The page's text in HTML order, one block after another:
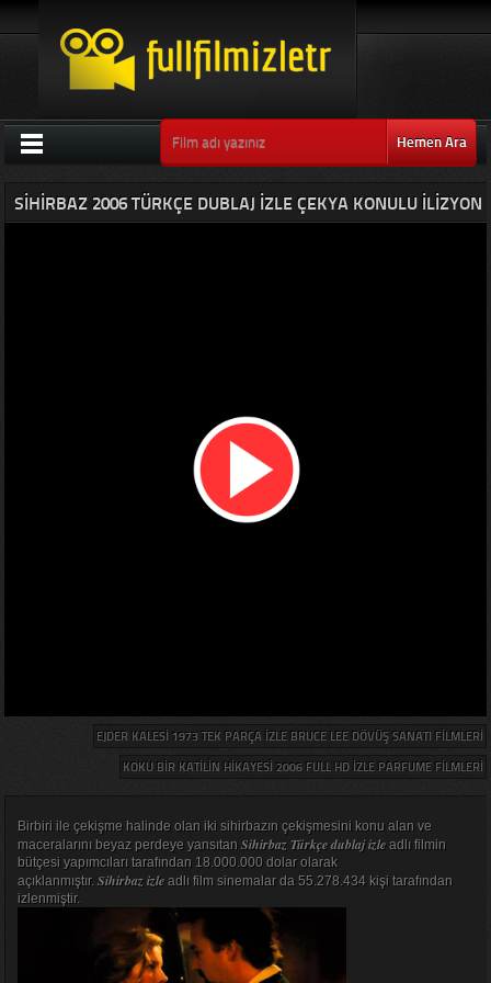
Hemen Ara
SIHIRBAZ 2006 TÜRKÇE DUBLAJ IZLE ÇEKYA KONULU İLIZYON
EJDER KALESI 1973 TEK PARÇA IZLE BRUCE LEE DÖVÜŞ SANATI FILMLERI
KOKU BIR KATILIN HIKAYESI 2006 FULL HD IZLE PARFUME FILMLERI
Birbiri ile çekişme halinde olan iki sihirbazın çekişmesini konu alan ve
maceralarını beyaz perdeye yansıtan Sihirbaz Türkçe dublaj izleadlı filmin
bütçesi yapımcıları tarafından 18.000.000 dolar olarak
açıklanmıştır. Sihirbaz izleadlı film sinemalar da 55.278.434 kişi tarafından
izlenmiştir.